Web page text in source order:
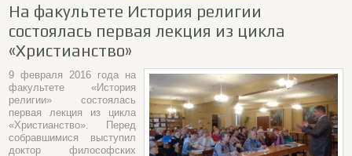
На факультете История религии
состоялась первая лекция из цикла
«Христианство»
9 февраля 2016 года на
факультете «История
религии» состоялась
первая лекция из цикла
«Христианство». Перед
собравшимися выступил
доктор философских